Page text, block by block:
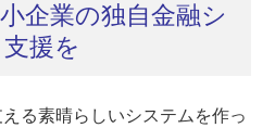
企業の独自金融シ
援を
る素晴らしいシステムを作っ